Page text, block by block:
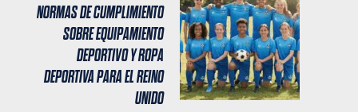
NORMAS DE CUMPLIMIENTO
SOBRE EQUIPAMIENTO
DEPORTIVO Y ROPA
DEPORTIVA PARA EL REINO
UNIDO